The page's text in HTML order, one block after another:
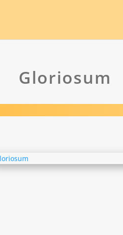
Gloriosum